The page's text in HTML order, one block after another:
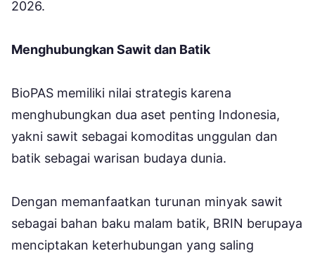
2026.
Menghubungkan Sawit dan Batik
BioPAS memiliki nilai strategis karena
menghubungkan dua aset penting Indonesia,
yakni sawit sebagai komoditas unggulan dan
batik sebagai warisan budaya dunia.
Dengan memanfaatkan turunan minyak sawit
sebagai bahan baku malam batik, BRIN berupaya
menciptakan keterhubungan yang saling